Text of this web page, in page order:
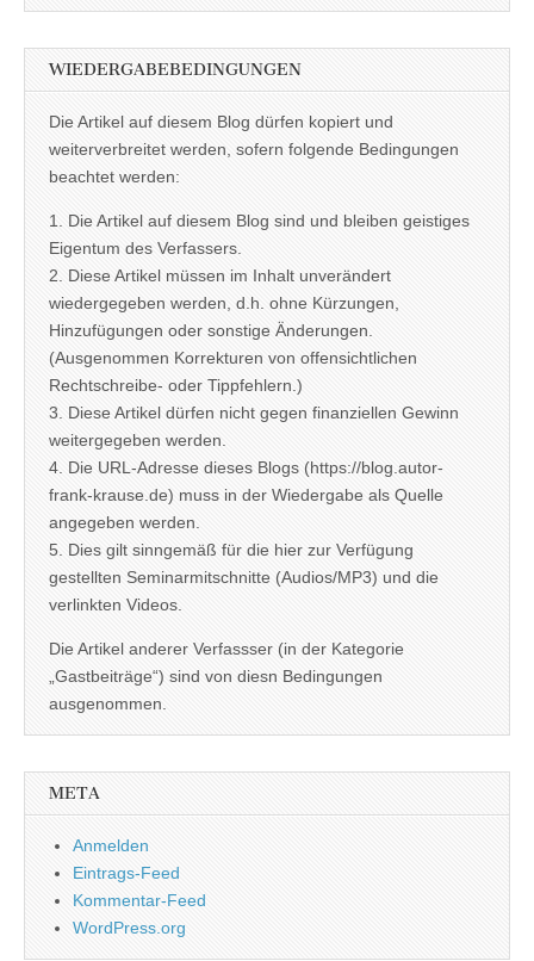
WIEDERGABEBEDINGUNGEN
Die Artikel auf diesem Blog dürfen kopiert und
weiterverbreitet werden, sofern folgende Bedingungen
beachtet werden:
1. Die Artikel auf diesem Blog sind und bleiben geistiges
Eigentum des Verfassers.
2. Diese Artikel müssen im Inhalt unverändert
wiedergegeben werden, d.h. ohne Kürzungen,
Hinzufügungen oder sonstige Änderungen.
(Ausgenommen Korrekturen von offensichtlichen
Rechtschreibe- oder Tippfehlern.)
3. Diese Artikel dürfen nicht gegen finanziellen Gewinn
weitergegeben werden.
4. Die URL-Adresse dieses Blogs (https://blog.autor-
frank-krause.de) muss in der Wiedergabe als Quelle
angegeben werden.
5. Dies gilt sinngemäß für die hier zur Verfügung
gestellten Seminarmitschnitte (Audios/MP3) und die
verlinkten Videos.
Die Artikel anderer Verfassser (in der Kategorie
„Gastbeiträge“) sind von diesn Bedingungen
ausgenommen.
META
Anmelden
Eintrags-Feed
Kommentar-Feed
WordPress.org